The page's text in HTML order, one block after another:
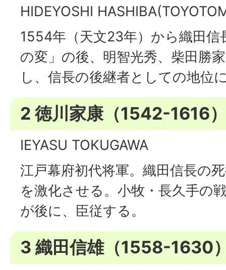
HIDEYOSHI
1554年（天文23年）から織田信
の変」の後、明智光秀、柴田勝
し、信長の後継者としての地位
2 徳川家康（1542-1616
IEYASU TOKUGAWA
江戸幕府初代将軍。織田信長の
を激化させる。小牧・長久手の
が後に、臣従する。
3 織田信雄（1558-1630